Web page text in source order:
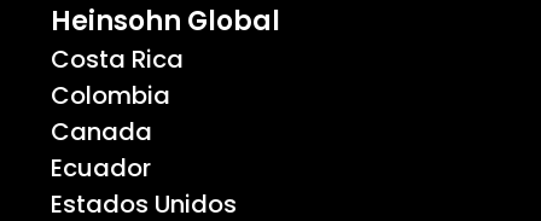
Heinsohn Global
Costa Rica
Colombia
Canada
Ecuador
Estados Unidos